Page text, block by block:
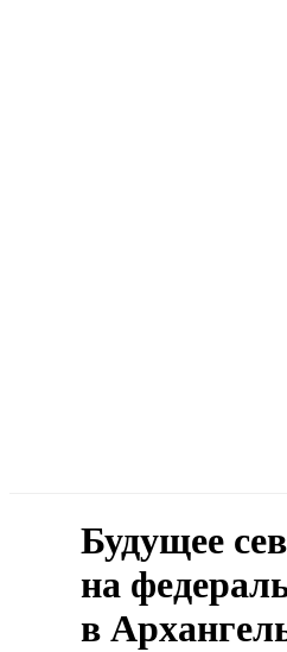
Будущее
на
в